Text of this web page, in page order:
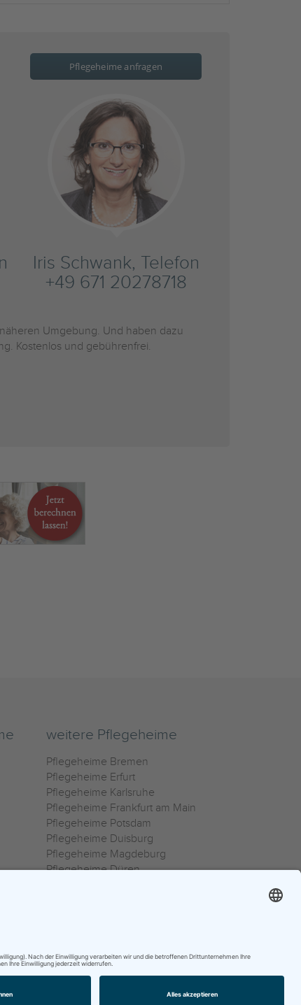
Pflegeheime anfragen
Iris Schwank, Telefon
+49 671 20278718
Umgebung. Und haben dazu
Kostenlos und gebührenfrei.
weitere Pflegeheime
Pflegeheime Bremen
Pflegeheime Erfurt
Pflegeheime Karlsruhe
Pflegeheime Frankfurt am Main
Pflegeheime Potsdam
Pflegeheime Duisburg
Pflegeheime Magdeburg
Pflegeheime Düren
0800 800 666 0